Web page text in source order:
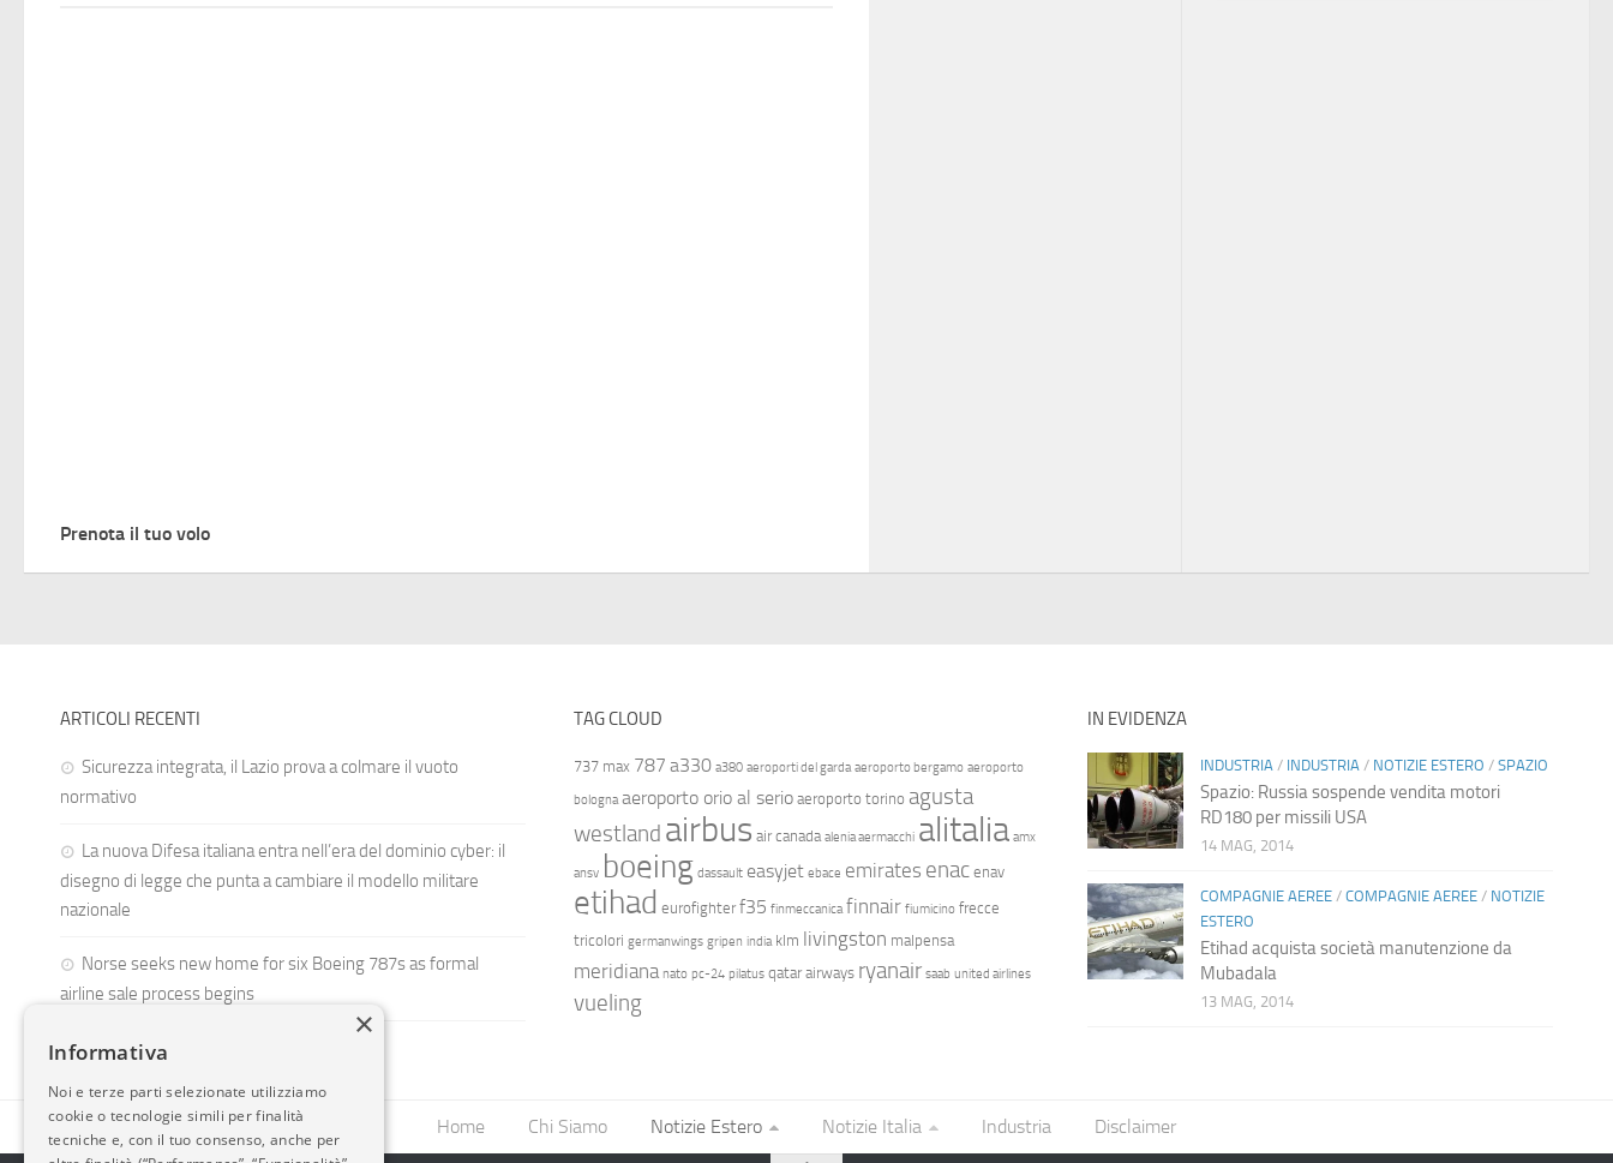
Prenota il tuo volo
ARTICOLI RECENTI
Sicurezza integrata, il Lazio prova a colmare il vuoto
normativo
La nuova Difesa italiana entra nell’era del dominio cyber: il
disegno di legge che punta a cambiare il modello militare
nazionale
Norse seeks new home for six Boeing 787s as formal
airline sale process begins
TAG CLOUD
737 max 787 a330 a380 aeroporti del garda aeroporto bergamo aeroporto
bologna aeroporto orio al serio aeroporto torino agusta
westland airbus air canada alenia aermacchi alitalia amx
ansv boeing dassault easyjet ebace emirates enac enav
etihad eurofighter f35 finmeccanica finnair fiumicino frecce
tricolori germanwings gripen india klm livingston malpensa
meridiana nato pc-24 pilatus qatar airways ryanair saab united airlines
vueling
IN EVIDENZA
INDUSTRIA / INDUSTRIA / NOTIZIE ESTERO / SPAZIO
Spazio: Russia sospende vendita motori
RD180 per missili USA
14 MAG, 2014
COMPAGNIE AEREE/ COMPAGNIE AEREE/ NOTIZIE
ESTERO
Etihad acquista società manutenzione da
Mubadala
13 MAG, 2014
Home Chi Siamo Notizie Estero Notizie Italia Industria Disclaimer
×
Informativa
Noi e terze parti selezionate utilizziamo
cookie o tecnologie simili per finalità
tecniche e, con il tuo consenso, anche per